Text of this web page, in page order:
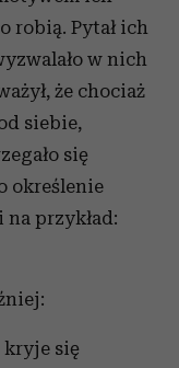
robią. Pytał ich
w nich
że chociaż
siebie,
się
określenie
na przykład:
kryje się